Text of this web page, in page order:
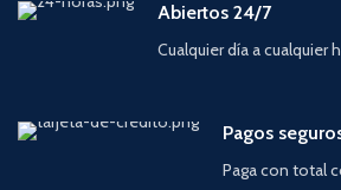
Abiertos 24/7
Cualquier día a cualquier
Pagos
Paga con total